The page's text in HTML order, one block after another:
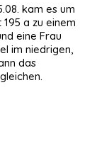
kam es um
a zu einem
eine Frau
im niedrigen,
das